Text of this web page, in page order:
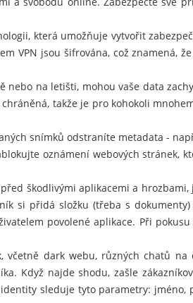
která umožňuje vytvořit
VPN jsou šifrována, což znamená,
nebo na letišti, mohou vaše data
takže je pro kohokoli
snímků odstraníte metadata -
oznámení webových stránek,
škodlivými aplikacemi a hrozbami,
si přidá složku (třeba s
povolené aplikace. Při
včetně dark webu, různých chatů
Když najde shodu, zašle
sleduje tyto parametry: jméno,